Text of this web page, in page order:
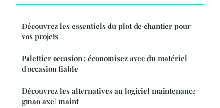
Découvrez les essentiels du plot de chantier pour
vos projets
Palettier occasion : économisez avec du matériel
d'occasion fiable
Découvrez les alternatives au logiciel maintenance
gmao axel maint